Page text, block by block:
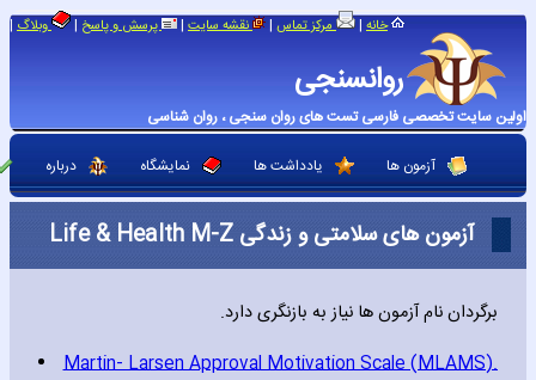
روانسنجی
اولین سایت تخصصی فارسی تست های روان سنجی ، روان شناسی
خانه | مرکز تماس | نقشه سایت | پرسش و پاسخ | وبلاگ |
آزمون ها یادداشت ها نمایشگاه درباره
آزمون های سلامتی و زندگی Life & Health M-Z
برگردان نام آزمون ها نیاز به بازنگری دارد.
Martin- Larsen Approval Motivation Scale (MLAMS).